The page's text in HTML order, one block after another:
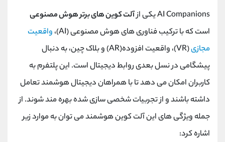
AI Companions یکی از
آلت کوین های برتر هوش مصنوعی
است که با ترکیب فناوری ‌های هوش مصنوعی (AI)،
واقعیت
مجازی
(VR)، واقعیت افزوده(AR) و بلاک چین، به دنبال
پیشگامی در نسل بعدی روابط دیجیتال است. این پلتفرم به
کاربران امکان می ‌دهد تا با همراهان دیجیتال هوشمند تعامل
داشته باشند و از تجربیات شخصی ‌سازی ‌شده بهره ‌مند شوند. از
جمله ویژگی های این آلت کوین هوشمند می توان به موارد زیر
اشاره کرد: